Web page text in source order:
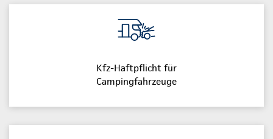
Kfz-Haftpflicht für
Campingfahrzeuge